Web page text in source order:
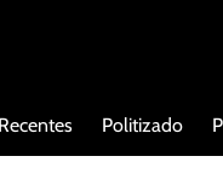
Politizado